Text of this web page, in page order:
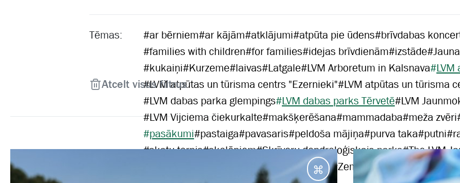
Tēmas: #ar bērniem#ar kājām#atklājumi#atpūta pie ūdens#brīvdabas
#families with children#for families#idejas brīvdienām#izstāde#
#kukaiņi#Kurzeme#laivas#Latgale#LVM Arboretum in Kalsnava#LVM
#LVM atpūtas un tūrisma centrs "Ezernieki"#LVM atpūtas un tūrisma
#LVM dabas parka glempings#LVM dabas parks Tērvetē#LVM
#LVM Vijciema čiekurkalte#makšķerēšana#mammadaba#meža zvēri
#pasākumi#pastaiga#pavasaris#peldoša mājiņa#purva taka#putni#
#skatu tornis#skolēniem#Skrīveru dendroloģiskais parks#The LVM
Vidzeme# vienas dienas#Zemgale #ziema
Atcelt visus filtrus
Galamērķi